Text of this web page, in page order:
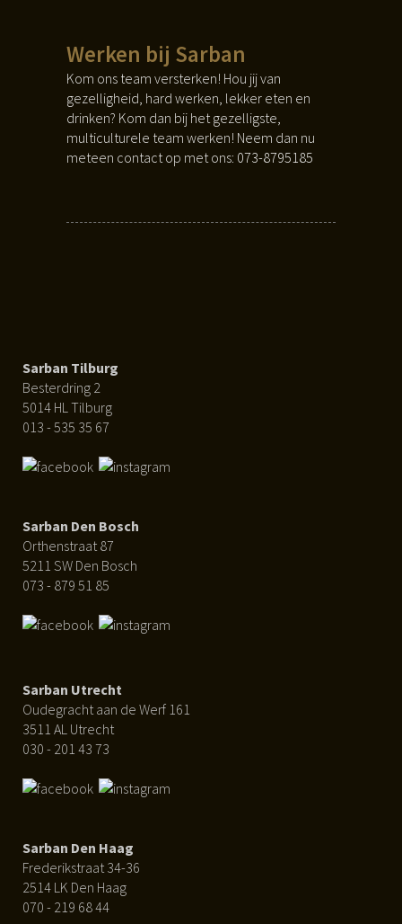
Werken bij Sarban
Kom ons team versterken! Hou jij van
gezelligheid, hard werken, lekker eten en
drinken? Kom dan bij het gezelligste,
multiculturele team werken! Neem dan nu
meteen contact op met ons: 073-8795185
Sarban Tilburg
Besterdring 2
5014 HL Tilburg
013 - 535 35 67
Sarban Den Bosch
Orthenstraat 87
5211 SW Den Bosch
073 - 879 51 85
Sarban Utrecht
Oudegracht aan de Werf 161
3511 AL Utrecht
030 - 201 43 73
Sarban Den Haag
Frederikstraat 34-36
2514 LK Den Haag
070 - 219 68 44